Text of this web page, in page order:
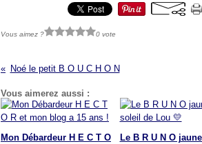
Vous aimez ? 0 vote
Noé le petit B O U C H O N
Vous aimerez aussi :
Mon Débardeur H E C T O
Le B R U N O